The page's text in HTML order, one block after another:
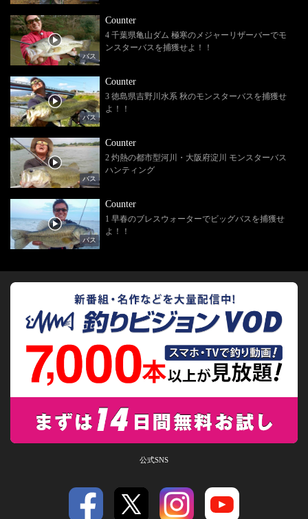
バス
Counter
4 千葉県亀山ダム 極寒のメジャーリザーバーでモ
ンスターバスを捕獲せよ！！
バス
Counter
3 徳島県吉野川水系 秋のモンスターバスを捕獲せ
よ！！
バス
Counter
2 灼熱の都市型河川・大阪府淀川 モンスターバス
ハンティング
バス
Counter
1 早春のブレスウォーターでビッグバスを捕獲せ
よ！！
公式SNS